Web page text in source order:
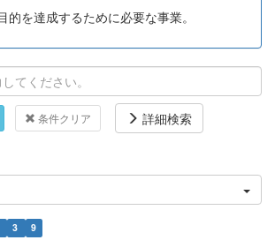
を達成するために必要な事業。
条件クリア 詳細検索
3 9